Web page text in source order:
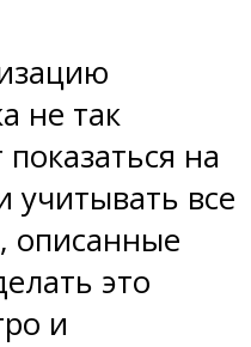
не так
на
учитывать все
описанные
это
и